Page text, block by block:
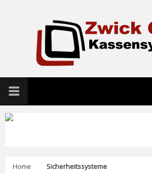
Home Sicherheitssysteme